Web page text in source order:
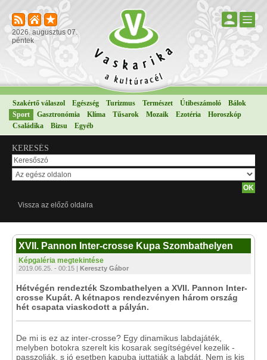
2026. augusztus 07.
péntek
Szakértő válaszol Egészség Turizmus Természet Útibeszámoló
Bálok
Sport
Gasztronómia Klíma Tűsarok Mozaik Ezotéria
Horoszkóp
Családika
Bizsu Egyéb
KERESÉS
Vissza az előző oldalra
XVII. Pannon Inter-crosse Kupa Szombathelyen
Képgaléria megtekintése
2019.06.25. - 00:15 | Kereszty Gábor
Hétvégén rendezték Szombathelyen a XVII. Pannon Inter-
crosse Kupát. A kétnapos rendezvényen három ország
hét csapata viaskodott a pályán.
De mi is ez az inter-crosse? Egy dinamikus labdajáték,
melyben botokra szerelt kis kosarak segítségével kezelik -
passzolják, s jó esetben kapuba juttatják a labdát. Nem is kis